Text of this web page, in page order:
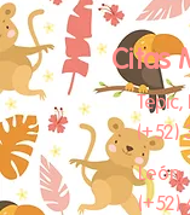
Citas
(​+52)
León,
(​+52)